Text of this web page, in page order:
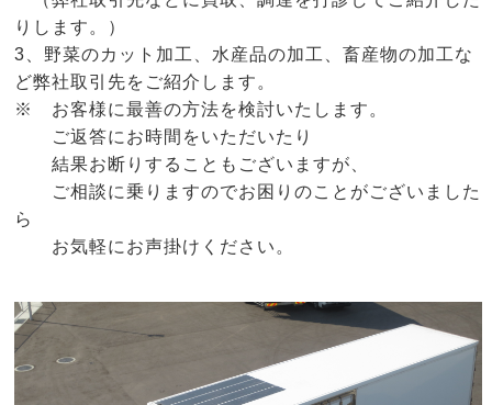
りします。）
3、野菜のカット加工、水産品の加工、畜産物の加工な
ど弊社取引先をご紹介します。
※ お客様に最善の方法を検討いたします。
ご返答にお時間をいただいたり
結果お断りすることもございますが、
ご相談に乗りますのでお困りのことがございました
ら
お気軽にお声掛けください。